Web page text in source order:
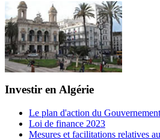
Investir en Algérie
Le plan d'action du Gouvernement
Loi de finance 2023
Mesures et facilitations relatives